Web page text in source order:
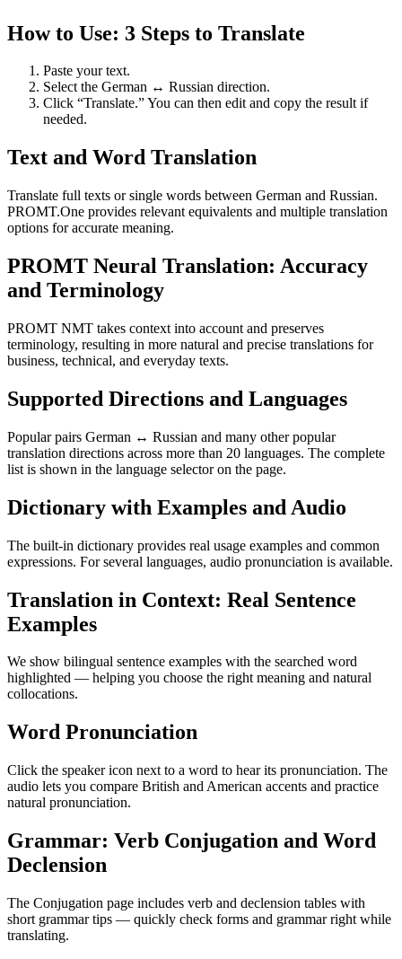
How to Use: 3 Steps to Translate
Paste your text.
Select the German ↔ Russian direction.
Click “Translate.” You can then edit and copy the result if
needed.
Text and Word Translation
Translate full texts or single words between German and Russian.
PROMT.One provides relevant equivalents and multiple translation
options for accurate meaning.
PROMT Neural Translation: Accuracy
and Terminology
PROMT NMT takes context into account and preserves
terminology, resulting in more natural and precise translations for
business, technical, and everyday texts.
Supported Directions and Languages
Popular pairs German ↔ Russian and many other popular
translation directions across more than 20 languages. The complete
list is shown in the language selector on the page.
Dictionary with Examples and Audio
The built-in dictionary provides real usage examples and common
expressions. For several languages, audio pronunciation is available.
Translation in Context: Real Sentence
Examples
We show bilingual sentence examples with the searched word
highlighted — helping you choose the right meaning and natural
collocations.
Word Pronunciation
Click the speaker icon next to a word to hear its pronunciation. The
audio lets you compare British and American accents and practice
natural pronunciation.
Grammar: Verb Conjugation and Word
Declension
The Conjugation page includes verb and declension tables with
short grammar tips — quickly check forms and grammar right while
translating.